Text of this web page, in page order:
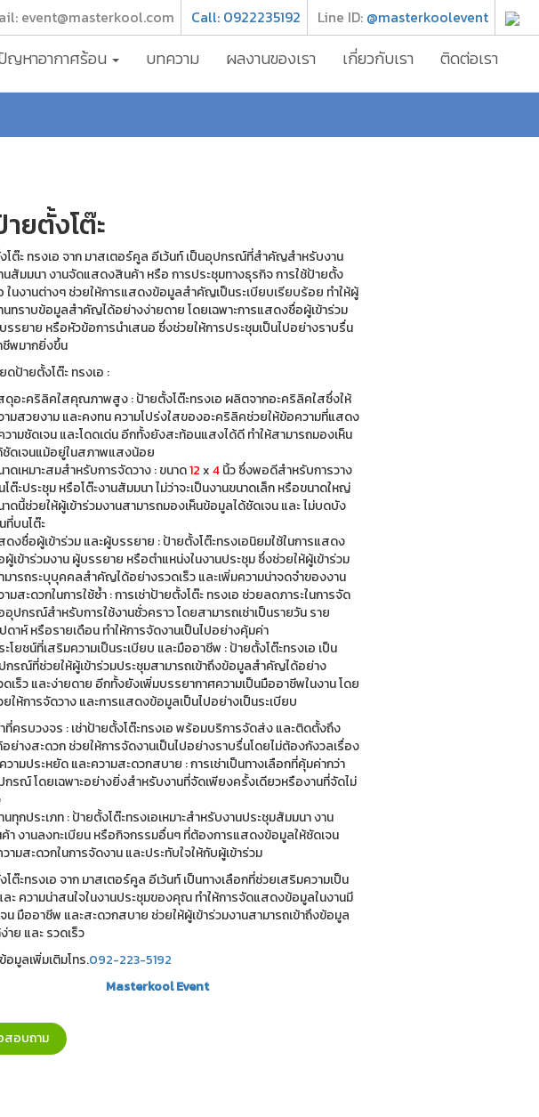
event@masterkool.com Call: 0922235192 Line ID: @masterkoolevent
ญหาอากาศร้อน บทความ ผลงานของเรา เกี่ยวกับเรา ติดต่อเรา
ายตั้งโต๊ะ
โต๊ะ ทรงเอ จาก มาสเตอร์คูล อีเว้นท์ เป็นอุปกรณ์ที่สำคัญสำหรับงาน
นสัมมนา งานจัดแสดงสินค้า หรือ การประชุมทางธุรกิจ การใช้ป้ายตั้ง
ในงานต่างๆ ช่วยให้การแสดงข้อมูลสำคัญเป็นระเบียบเรียบร้อย ทำให้ผู้
นทราบข้อมูลสำคัญได้อย่างง่ายดาย โดยเฉพาะการแสดงชื่อผู้เข้าร่วม
รรยาย หรือหัวข้อการนำเสนอ ซึ่งช่วยให้การประชุมเป็นไปอย่างราบรื่น
ชีพมากยิ่งขึ้น
ดป้ายตั้งโต๊ะ ทรงเอ :
ดุอะคริลิคใสคุณภาพสูง : ป้ายตั้งโต๊ะทรงเอ ผลิตจากอะคริลิคใสซึ่งให้
ามสวยงาม และคงทน ความโปร่งใสของอะคริลิคช่วยให้ข้อความที่แสดง
วามชัดเจน และโดดเด่น อีกทั้งยังสะท้อนแสงได้ดี ทำให้สามารถมองเห็น
ชัดเจนแม้อยู่ในสภาพแสงน้อย
าดเหมาะสมสำหรับการจัดวาง : ขนาด12x4นิ้ว ซึ่งพอดีสำหรับการวาง
โต๊ะประชุม หรือโต๊ะงานสัมมนา ไม่ว่าจะเป็นงานขนาดเล็ก หรือขนาดใหญ่
าดนี้ช่วยให้ผู้เข้าร่วมงานสามารถมองเห็นข้อมูลได้ชัดเจน และ ไม่บดบัง
ที่บนโต๊ะ
ดงชื่อผู้เข้าร่วม และผู้บรรยาย : ป้ายตั้งโต๊ะทรงเอนิยมใช้ในการแสดง
ผู้เข้าร่วมงาน ผู้บรรยาย หรือตำแหน่งในงานประชุม ซึ่งช่วยให้ผู้เข้าร่วม
มารถระบุบุคคลสำคัญได้อย่างรวดเร็ว และเพิ่มความน่าจดจำของงาน
ามสะดวกในการใช้ซ้ำ : การเช่าป้ายตั้งโต๊ะ ทรงเอ ช่วยลดภาระในการจัด
อุปกรณ์สำหรับการใช้งานชั่วคราว โดยสามารถเช่าเป็นรายวัน ราย
ดาห์ หรือรายเดือน ทำให้การจัดงานเป็นไปอย่างคุ้มค่า
ะโยชน์ที่เสริมความเป็นระเบียบ และมืออาชีพ : ป้ายตั้งโต๊ะทรงเอ เป็น
กรณ์ที่ช่วยให้ผู้เข้าร่วมประชุมสามารถเข้าถึงข้อมูลสำคัญได้อย่าง
ดเร็ว และง่ายดาย อีกทั้งยังเพิ่มบรรยากาศความเป็นมืออาชีพในงาน โดย
ยให้การจัดวาง และการแสดงข้อมูลเป็นไปอย่างเป็นระเบียบ
ที่ครบวงจร : เช่าป้ายตั้งโต๊ะทรงเอ พร้อมบริการจัดส่ง และติดตั้งถึง
ย่างสะดวก ช่วยให้การจัดงานเป็นไปอย่างราบรื่นโดยไม่ต้องกังวลเรื่อง
ามประหยัด และความสะดวกสบาย : การเช่าเป็นทางเลือกที่คุ้มค่ากว่า
รณ์ โดยเฉพาะอย่างยิ่งสำหรับงานที่จัดเพียงครั้งเดียวหรืองานที่จัดไม่
ทุกประเภท : ป้ายตั้งโต๊ะทรงเอเหมาะสำหรับงานประชุมสัมมนา งาน
า งานลงทะเบียน หรือกิจกรรมอื่นๆ ที่ต้องการแสดงข้อมูลให้ชัดเจน
ามสะดวกในการจัดงาน และประทับใจให้กับผู้เข้าร่วม
โต๊ะทรงเอ จาก มาสเตอร์คูล อีเว้นท์ เป็นทางเลือกที่ช่วยเสริมความเป็น
ละ ความน่าสนใจในงานประชุมของคุณ ทำให้การจัดแสดงข้อมูลในงานมี
น มืออาชีพ และสะดวกสบาย ช่วยให้ผู้เข้าร่วมงานสามารถเข้าถึงข้อมูล
ย และ รวดเร็ว
มูลเพิ่มเติมโทร.092-223-5192
Masterkool Event
อบถาม